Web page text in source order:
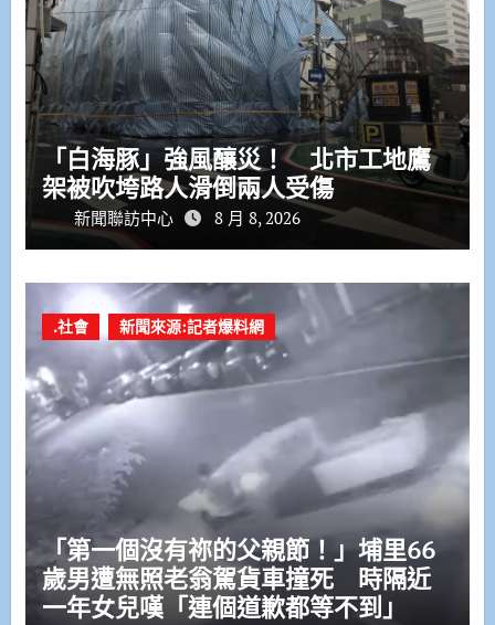
「白海豚」強風釀災！ 北市工地鷹
架被吹垮路人滑倒兩人受傷
新聞聯訪中心 8 月 8, 2026
.社會 新聞來源:記者爆料網
「第一個沒有祢的父親節！」埔里66
歲男遭無照老翁駕貨車撞死 時隔近
一年女兒嘆「連個道歉都等不到」